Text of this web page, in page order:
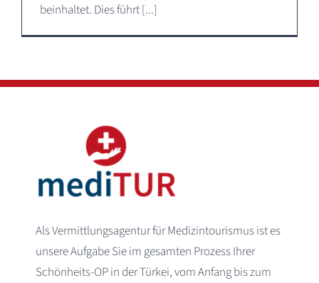
beinhaltet. Dies führt [...]
Als Vermittlungsagentur für Medizintourismus ist es
unsere Aufgabe Sie im gesamten Prozess Ihrer
Schönheits-OP in der Türkei, vom Anfang bis zum